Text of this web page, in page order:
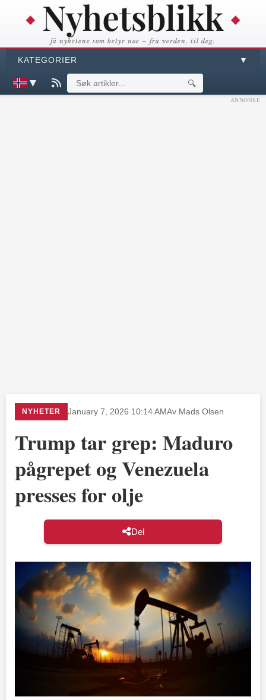
få nyhetene som betyr noe – fra verden, til deg.
KATEGORIER ▼
▼ 🔍
ANNONSE
NYHETER January 7, 2026 10:14 AMAv Mads Olsen
Trump tar grep: Maduro
pågrepet og Venezuela
presses for olje
Del